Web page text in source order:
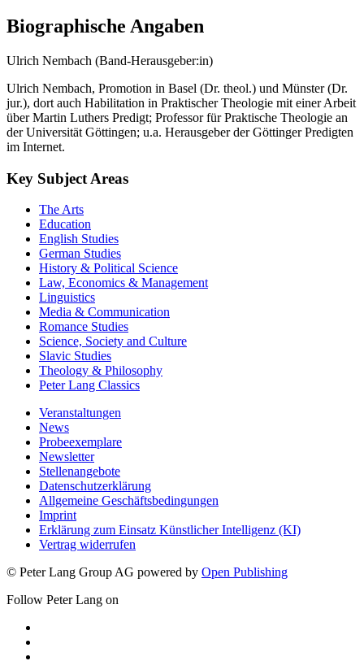
Biographische Angaben
Ulrich Nembach (Band-Herausgeber:in)
Ulrich Nembach, Promotion in Basel (Dr. theol.) und Münster (Dr.
jur.), dort auch Habilitation in Praktischer Theologie mit einer Arbeit
über Martin Luthers Predigt; Professor für Praktische Theologie an
der Universität Göttingen; u.a. Herausgeber der Göttinger Predigten
im Internet.
Key Subject Areas
The Arts
Education
English Studies
German Studies
History & Political Science
Law, Economics & Management
Linguistics
Media & Communication
Romance Studies
Science, Society and Culture
Slavic Studies
Theology & Philosophy
Peter Lang Classics
Veranstaltungen
News
Probeexemplare
Newsletter
Stellenangebote
Datenschutzerklärung
Allgemeine Geschäftsbedingungen
Imprint
Erklärung zum Einsatz Künstlicher Intelligenz (KI)
Vertrag widerrufen
© Peter Lang Group AG powered by Open Publishing
Follow Peter Lang on